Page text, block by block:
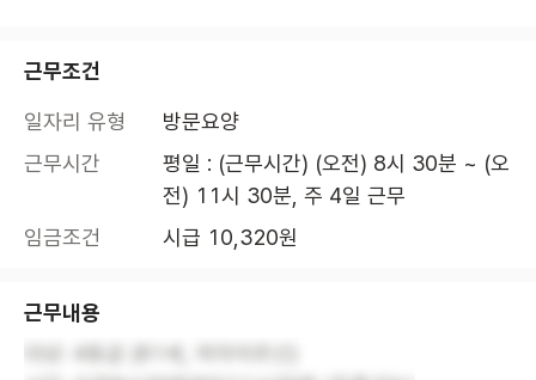
근무조건
일자리 유형
방문요양
근무시간
평일 : (근무시간) (오전) 8시 30분 ~ (오
전) 11시 30분, 주 4일 근무
임금조건
시급 10,320원
근무내용